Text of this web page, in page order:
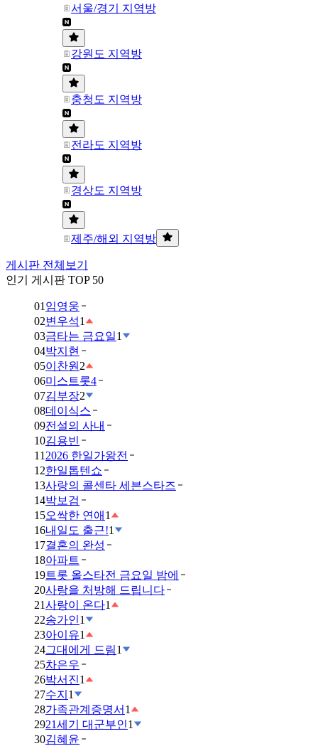
서울/경기 지역방
강원도 지역방
충청도 지역방
전라도 지역방
경상도 지역방
제주/해외 지역방
게시판 전체보기
인기 게시판 TOP 50
01 임영웅
02변우석1
03금타는 금요일1
04박지현
05이찬원 2
06미스트롯4
07김부장2
08데이식스
09전설의 사내
10김용빈
11 2026 한일가왕전
12한일톱텐쇼
13사랑의 콜센타 세븐스타즈
14박보검
15오싹한 연애 1
16내일도 출근!1
17결혼의 완성
18아파트
19트롯 올스타전 금요일 밤에
20사랑을 처방해 드립니다
21사랑이 온다1
22송가인1
23아이유1
24그대에게 드림1
25차은우
26박서진1
27수지 1
28가족관계증명서 1
2921세기 대군부인1
30김혜윤